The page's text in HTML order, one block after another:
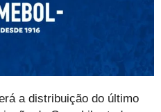
a distribuição do último